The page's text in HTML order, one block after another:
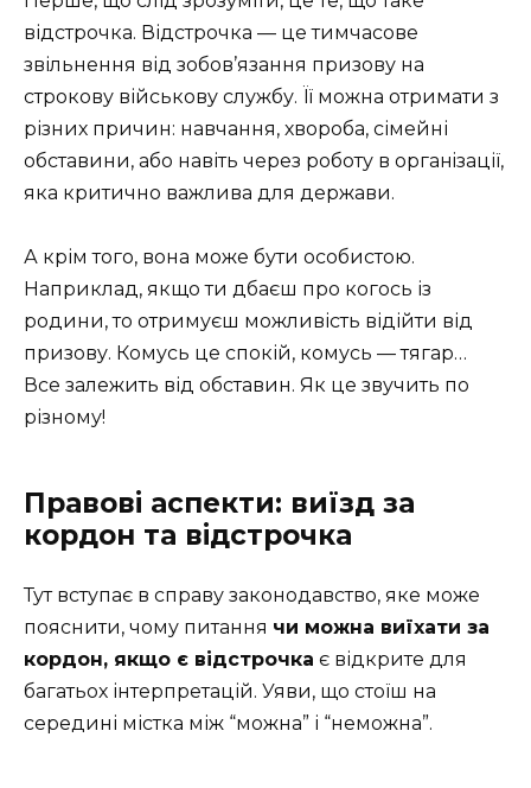
відстрочка. Відстрочка — це тимчасове
звільнення від зобов’язання призову на
строкову військову службу. Її можна отримати з
різних причин: навчання, хвороба, сімейні
обставини, або навіть через роботу в органiзації,
яка критично важлива для держави.
А крім того, вона може бути особистою.
Наприклад, якщо ти дбаєш про когось із
родини, то отримуєш можливість відійти від
призову. Комусь це спокій, комусь — тягар…
Все залежить від обставин. Як це звучить по
різному!
Правові аспекти: виїзд за
кордон та відстрочка
Тут вступає в справу законодавство, яке може
пояснити, чому питання чи можна виїхати за
кордон, якщо є відстрочка є відкрите для
багатьох інтерпретацій. Уяви, що стоїш на
середині містка між “можна” і “неможна”.